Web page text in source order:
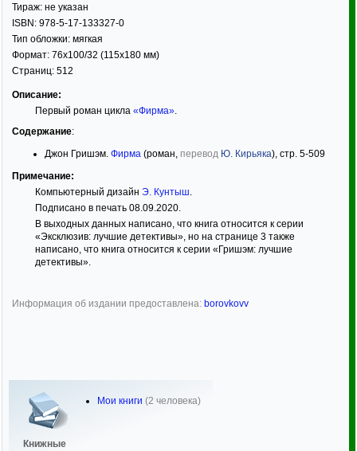
Тираж: не указан
ISBN: 978-5-17-133327-0
Тип обложки: мягкая
Формат: 76x100/32 (115x180 мм)
Страниц: 512
Описание:
Первый роман цикла «Фирма».
Содержание:
Джон Гришэм. Фирма (роман, перевод Ю. Кирьяка), стр. 5-509
Примечание:
Компьютерный дизайн Э. Кунтыш
Подписано в печать 08.09.2020.
В выходных данных написано, что книга относится к серии
«Эксклюзив: лучшие детективы», но на странице 3 также
написано, что книга относится к серии «Гришэм: лучшие
детективы».
Информация об издании предоставлена: borovkovv
Книжные
Мои книги (2 человека)